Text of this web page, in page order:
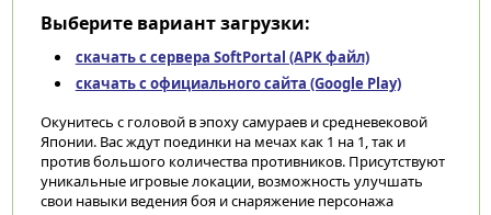
Выберите вариант загрузки:
скачать с сервера SoftPortal (APK файл)
скачать с официального сайта (Google Play)
Окунитесь с головой в эпоху самураев и средневековой
Японии. Вас ждут поединки на мечах как 1 на 1, так и
против большого количества противников. Присутствуют
уникальные игровые локации, возможность улучшать
свои навыки ведения боя и снаряжение персонажа